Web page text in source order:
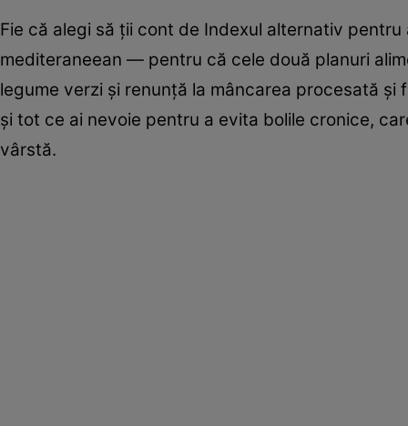
Fie că alegi să ții cont de Indexul alternativ
mediteraneean — pentru că cele două planuri
legume verzi și renunță la mâncarea procesată
și tot ce ai nevoie pentru a evita bolile cronice,
vârstă.